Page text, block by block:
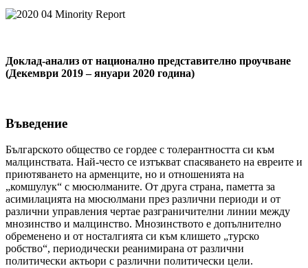
Доклад-анализ от национално представително проучване
(Декември 2019 – януари 2020 година)
Въведение
Българското общество се гордее с толерантността си към
малцинствата. Най-често се изтъкват спасяването на евреите и
приютяването на арменците, но и отношенията на
„комшулук“ с мюсюлманите. От друга страна, паметта за
асимилацията на мюсюлмани през различни периоди и от
различни управления чертае разграничителни линии между
мнозинство и малцинство. Мнозинството е допълнително
обременено и от носталгията си към клишето „турско
робство“, периодически реанимирана от различни
политически актьори с различни политически цели.